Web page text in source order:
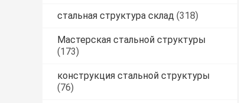
стальная структура склад (318)
Мастерская стальной структуры
(173)
конструкция стальной структуры
(76)